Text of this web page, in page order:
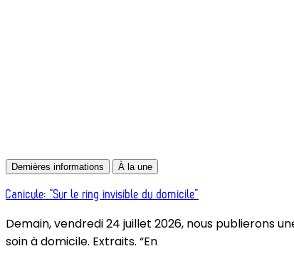
Dernières informations À la une
Canicule: “Sur le ring invisible du domicile”
Demain, vendredi 24 juillet 2026, nous publierons
soin à domicile. Extraits. “En